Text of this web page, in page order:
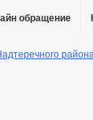
обращение